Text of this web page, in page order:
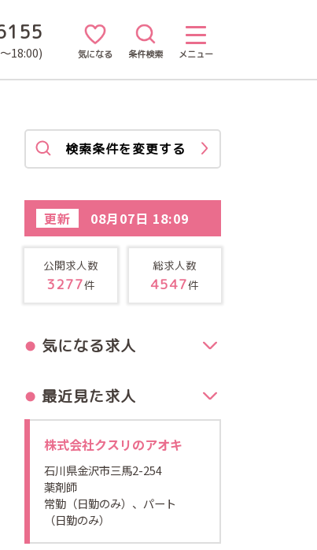
18:00) 気になる 条件検索 メニュー
検索条件を変更する
更新 08月07日 18:09
公開求人数
3277件
総求人数
4547件
気になる求人
最近見た求人
株式会社クスリのアオキ
石川県金沢市三馬2-254
薬剤師
常勤（日勤のみ）、パート
（日勤のみ）